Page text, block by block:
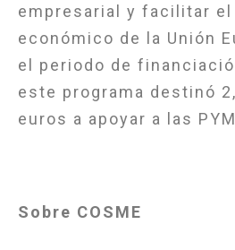
empresarial y facilitar
económico de la Unión
el periodo de
este programa destinó
euros a apoyar a las
Sobre COSME